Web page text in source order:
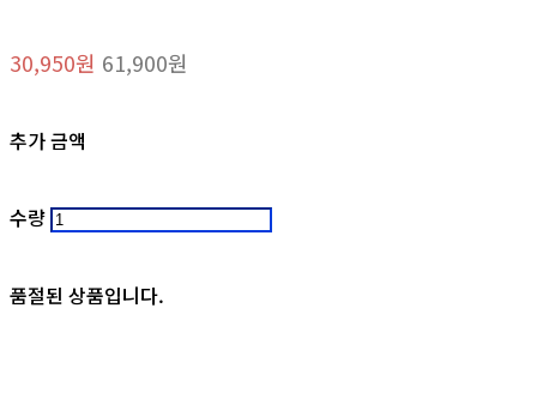
30,950원 61,900원
추가 금액
수량
품절된 상품입니다.